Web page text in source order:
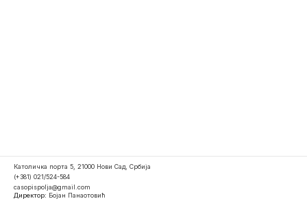
Католичка порта 5, 21000 Нови Сад, Србија
(+381) 021/524-584
casopispolja@gmail.com
Директор: Бојан Панаотовић